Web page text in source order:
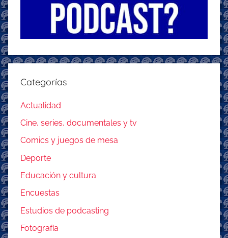
Categorías
Actualidad
Cine, series, documentales y tv
Comics y juegos de mesa
Deporte
Educación y cultura
Encuestas
Estudios de podcasting
Fotografía